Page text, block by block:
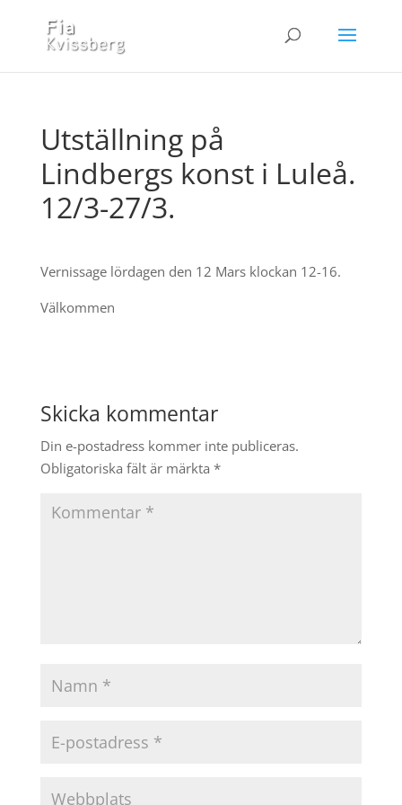
Utställning på
Lindbergs konst i Luleå.
12/3-27/3.
Vernissage lördagen den 12 Mars klockan 12-16.
Välkommen
Skicka kommentar
Din e-postadress kommer inte publiceras.
Obligatoriska fält är märkta *